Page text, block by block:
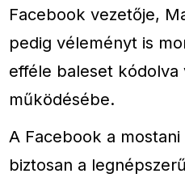
Facebook vezetője,
pedig véleményt is
efféle baleset kódolva
működésébe.
A Facebook a
biztosan a